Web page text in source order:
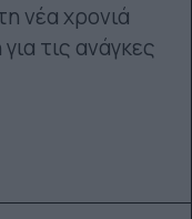
νέα χρονιά
τις ανάγκες